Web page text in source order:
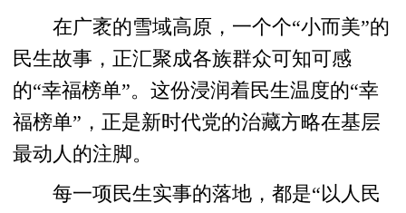
在广袤的雪域高原，一个个“小而美”的
民生故事，正汇聚成各族群众可知可感
的“幸福榜单”。这份浸润着民生温度的“幸
福榜单”，正是新时代党的治藏方略在基层
最动人的注脚。
每一项民生实事的落地，都是“以人民